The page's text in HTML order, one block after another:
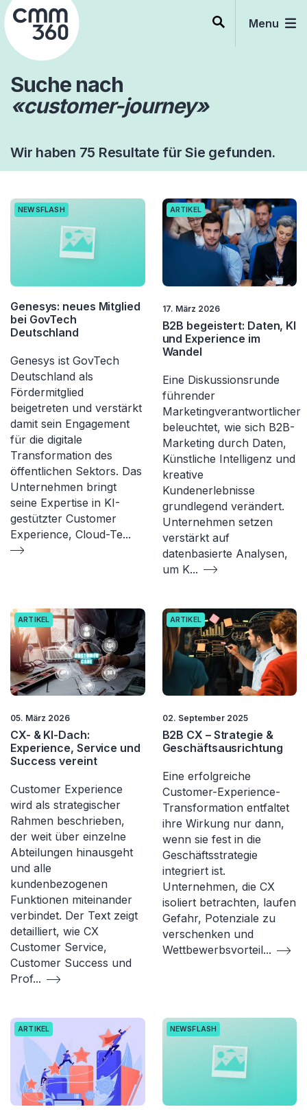
Skip
to
content
Menu
Suche nach
«customer-journey»
Wir haben 75 Resultate für Sie gefunden.
NEWSFLASH
Genesys: neues Mitglied
bei GovTech
Deutschland
Genesys ist GovTech
Deutschland als
Fördermitglied
beigetreten und verstärkt
damit sein Engagement
für die digitale
Transformation des
öffentlichen Sektors. Das
Unternehmen bringt
seine Expertise in KI-
gestützter Customer
Experience, Cloud-Te...
ARTIKEL
17. März 2026
B2B begeistert: Daten, KI
und Experience im
Wandel
Eine Diskussionsrunde
führender
Marketingverantwortlicher
beleuchtet, wie sich B2B-
Marketing durch Daten,
Künstliche Intelligenz und
kreative
Kundenerlebnisse
grundlegend verändert.
Unternehmen setzen
verstärkt auf
datenbasierte Analysen,
um K...
ARTIKEL
05. März 2026
CX- & KI-Dach:
Experience, Service und
Success vereint
Customer Experience
wird als strategischer
Rahmen beschrieben,
der weit über einzelne
Abteilungen hinausgeht
und alle
kundenbezogenen
Funktionen miteinander
verbindet. Der Text zeigt
detailliert, wie CX
Customer Service,
Customer Success und
Prof...
ARTIKEL
02. September 2025
B2B CX – Strategie &
Geschäftsausrichtung
Eine erfolgreiche
Customer-Experience-
Transformation entfaltet
ihre Wirkung nur dann,
wenn sie fest in die
Geschäftsstrategie
integriert ist.
Unternehmen, die CX
isoliert betrachten, laufen
Gefahr, Potenziale zu
verschenken und
Wettbewerbsvorteil...
ARTIKEL NEWSFLASH